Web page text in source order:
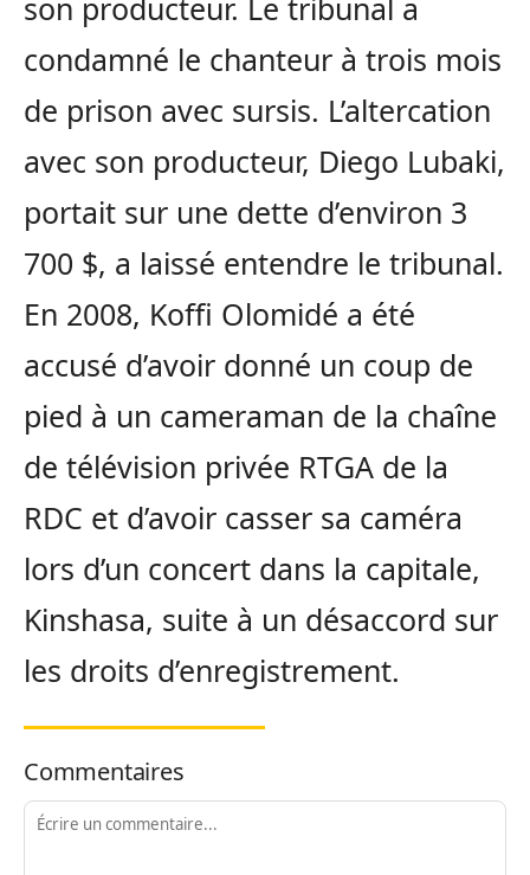
son producteur. Le tribunal a
condamné le chanteur à trois mois
de prison avec sursis. L’altercation
avec son producteur, Diego Lubaki,
portait sur une dette d’environ 3
700 $, a laissé entendre le tribunal.
En 2008, Koffi Olomidé a été
accusé d’avoir donné un coup de
pied à un cameraman de la chaîne
de télévision privée RTGA de la
RDC et d’avoir casser sa caméra
lors d’un concert dans la capitale,
Kinshasa, suite à un désaccord sur
les droits d’enregistrement.
Commentaires